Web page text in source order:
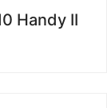
Handy II